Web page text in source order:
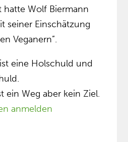
hatte Wolf Biermann
seiner Einschätzung
Veganern”.
eine Holschuld und
ein Weg aber kein Ziel.
anmelden